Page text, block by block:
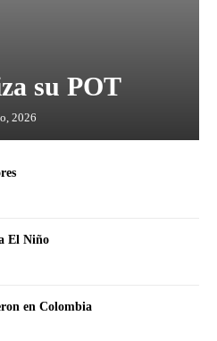
su POT
2026
El Niño
en Colombia